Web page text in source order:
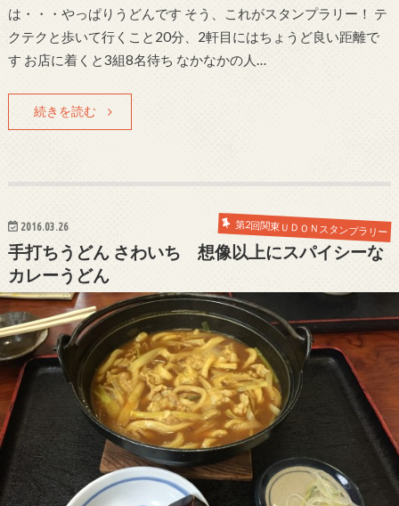
は・・・やっぱりうどんです そう、これがスタンプラリー！ テ
クテクと歩いて行くこと20分、2軒目にはちょうど良い距離で
す お店に着くと3組8名待ち なかなかの人…
続きを読む
2016.03.26 第2回関東ＵＤＯＮスタンプラリー
手打ちうどん さわいち 想像以上にスパイシーな
カレーうどん